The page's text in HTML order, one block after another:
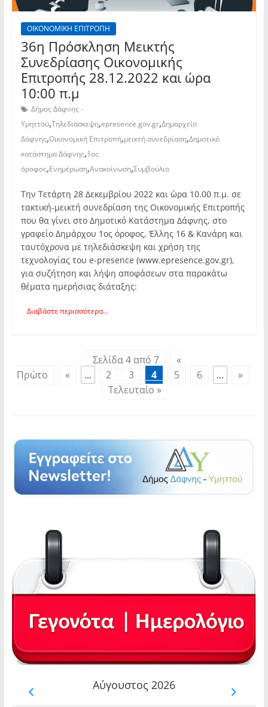
ΟΙΚΟΝΟΜΙΚΗ ΕΠΙΤΡΟΠΗ
36η Πρόσκληση Μεικτής
Συνεδρίασης Οικονομικής
Επιτροπής 28.12.2022 και ώρα
10:00 π.μ
Δήμος Δάφνης -
Υμηττού,Τηλεδιάσκεψη,epresence.gov.gr,Δημαρχείο
Δάφνης,Οικονομική Επιτροπή,μεικτή συνεδρίαση,Δημοτικό
κατάστημα Δάφνης,1ος
όροφος,Ενημέρωση,Ανακοίνωση,Συμβούλιο
Την Τετάρτη 28 Δεκεμβρίου 2022 και ώρα 10.00 π.μ. σε
τακτική-μεικτή συνεδρίαση της Οικονομικής Επιτροπής
που θα γίνει στο Δημοτικό Κατάστημα Δάφνης, στο
γραφείο Δημάρχου 1ος όροφος, Έλλης 16 & Κανάρη και
ταυτόχρονα με τηλεδιάσκεψη και χρήση της
τεχνολογίας του e-presence (www.epresence.gov.gr),
για συζήτηση και λήψη αποφάσεων στα παρακάτω
θέματα ημερήσιας διάταξης:
Διαβάστε περισσότερα...
Σελίδα 4 από 7
«
Πρώτο
« ... 2 3 4 5 6 ...
»
Τελευταίο »
Αύγουστος 2026